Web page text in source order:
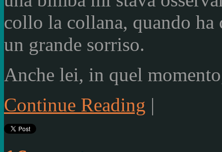
collo la collana, quando
un grande sorriso.
Anche lei, in quel
Continue Reading |